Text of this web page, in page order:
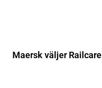
Maersk väljer Railcare